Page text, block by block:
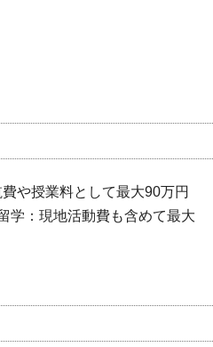
や授業料として最大90万円
学：現地活動費も含めて最大